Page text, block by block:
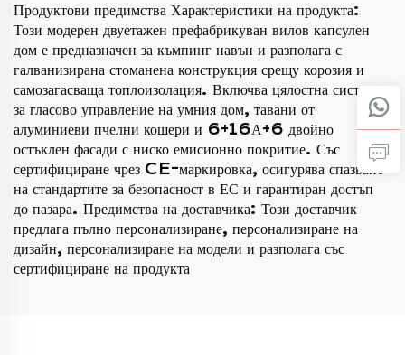
Продуктови предимства Характеристики на продукта:
Този модерен двуетажен префабрикуван вилов капсулен
дом е предназначен за къмпинг навън и разполага с
галванизирана стоманена конструкция срещу корозия и
самозагасваща топлоизолация. Включва цялостна система
за гласово управление на умния дом, тавани от
алуминиеви пчелни кошери и 6+16А+6 двойно
остъклен фасади с ниско емисионно покритие. Със
сертифициране чрез CE-маркировка, осигурява спазване
на стандартите за безопасност в ЕС и гарантиран достъп
до пазара. Предимства на доставчика: Този доставчик
предлага пълно персонализиране, персонализиране на
дизайн, персонализиране на модели и разполага със
сертифициране на продукта